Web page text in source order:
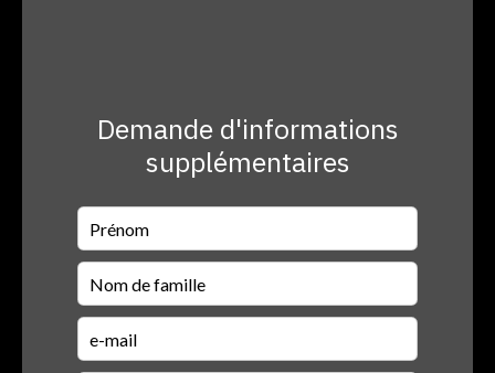
Demande d'informations
supplémentaires